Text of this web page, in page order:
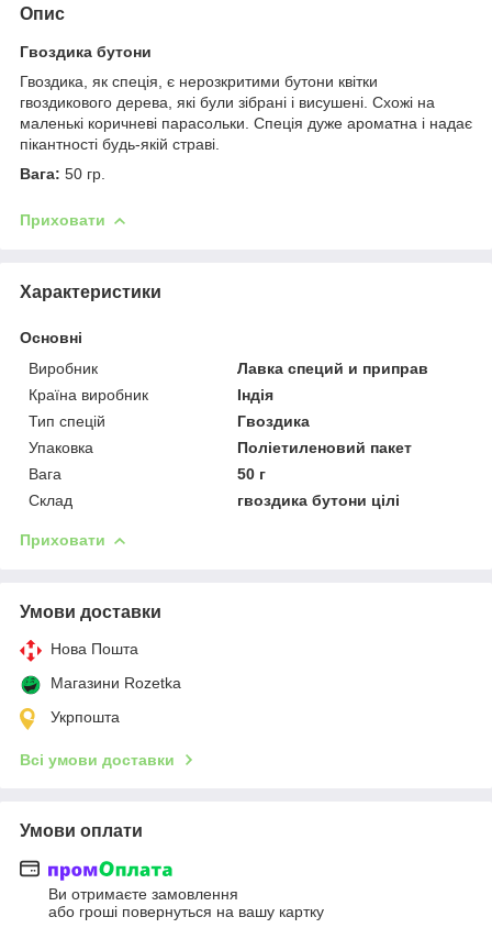
Опис
Гвоздика бутони
Гвоздика, як спеція, є нерозкритими бутони квітки
гвоздикового дерева, які були зібрані і висушені. Схожі на
маленькі коричневі парасольки. Спеція дуже ароматна і надає
пікантності будь-якій страві.
Вага: 50 гр.
Приховати
Характеристики
Основні
Виробник
Лавка специй и приправ
Країна виробник
Індія
Тип спецій
Гвоздика
Упаковка
Поліетиленовий пакет
Вага
50 г
Склад
гвоздика бутони цілі
Приховати
Умови доставки
Нова Пошта
Магазини Rozetka
Укрпошта
Всі умови доставки
Умови оплати
Ви отримаєте замовлення
або гроші повернуться на вашу картку